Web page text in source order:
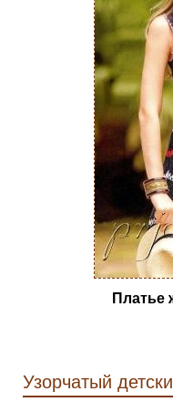
Платье
Узорчатый